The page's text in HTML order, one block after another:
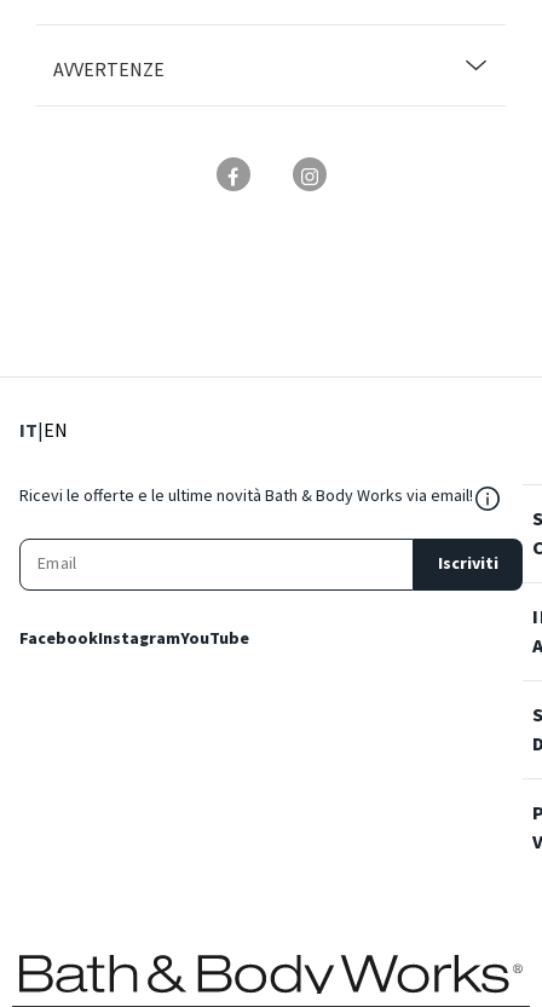
AVVERTENZE
IT: Lingua corrente
|EN
Ricevi le offerte e le ultime novità Bath & Body Works via email!
Iscriviti
FacebookInstagramYouTube